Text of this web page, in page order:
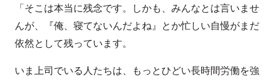
「そこは本当に残念です。しかも、みんなとは言いませ
んが、『俺、寝てないんだよね』とか忙しい自慢がまだ
依然として残っています。
いま上司でいる人たちは、もっとひどい長時間労働を強